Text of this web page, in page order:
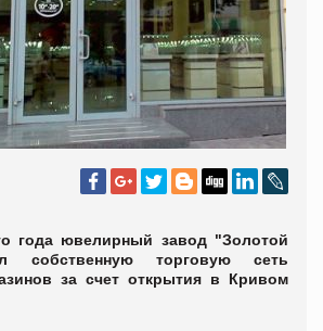
года ювелирный завод "Золотой
собственную торговую сеть
за счет открытия в Кривом